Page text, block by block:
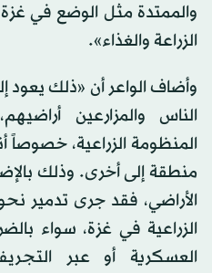
والممتدة مثل الوضع في
الزراعة والغذاء».
وأضاف الواعر أن «ذلك يعود
الناس والمزارعين
المنظومة الزراعية،
منطقة إلى أخرى. وذلك
الزراعية في غزة، سواء
العسكرية أو عبر